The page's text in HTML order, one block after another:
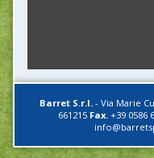
Barret S.r.l. - Via Marie
661215 Fax. +39 0586